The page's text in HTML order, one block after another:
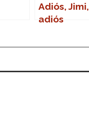
Adiós, Jimi,
adiós